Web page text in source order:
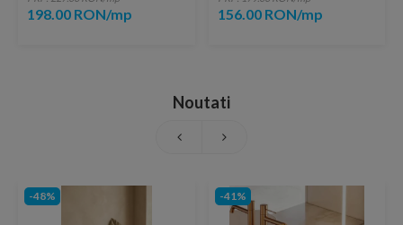
198.00 RON/mp 156.00 RON/mp
Noutati
-48% -41%